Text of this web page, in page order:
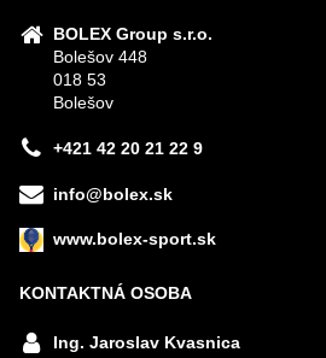
BOLEX Group s.r.o.
Bolešov 448
018 53
Bolešov
+421 42 20 21 22 9
info@bolex.sk
www.bolex-sport.sk
KONTAKTNÁ OSOBA
Ing. Jaroslav Kvasnica